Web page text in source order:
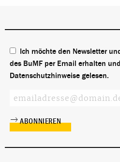
Ich möchte den Newsletter
des BuMF per Email erhalten
Datenschutzhinweise gelesen.